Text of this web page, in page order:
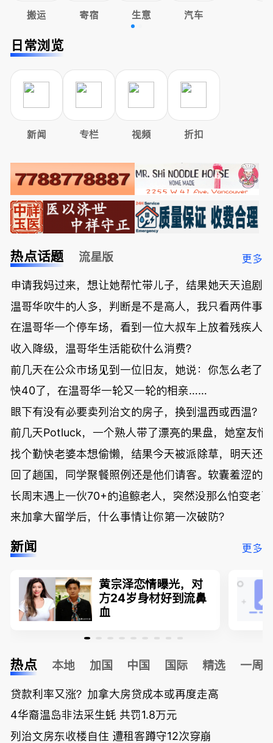
搬运 寄宿 生意 汽车
日常浏览
新闻 专栏 视频 折扣
热点话题 流星版 更多
申请我妈过来，想让她帮忙带儿子，结果她天天追剧
温哥华吹牛的人多，判断是不是高人，我只看两件事
在温哥华一个停车场，看到一位大叔车上放着残疾人
收入降级，温哥华生活能砍什么消费？
前几天在公众市场见到一位旧友，她说：你怎么老了
快40了，在温哥华一轮又一轮的相亲……
眼下有没有必要卖列治文的房子，换到温西或西温？
前几天Potluck，一个熟人带了漂亮的果盘，她室友悄
找个勤快老婆本想偷懒，结果今天被派除草，明天还
回了趟国，同学聚餐照例还是他们请客。软囊羞涩的
长周末遇上一伙70+的追鲸老人，突然没那么怕变老了
来加拿大留学后，什么事情让你第一次破防？
新闻 更多
黄宗泽恋情曝光，对
方24岁身材好到流鼻
血
热点 本地 加国 中国 国际 精选 一周
贷款利率又涨？加拿大房贷成本或再度走高
4华裔温岛非法采生蚝 共罚1.8万元
列治文房东收楼自住 遭租客蹲守12次穿崩